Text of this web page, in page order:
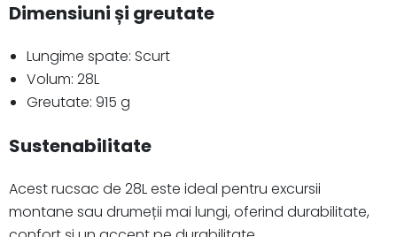
Dimensiuni și greutate
Lungime spate: Scurt
Volum: 28L
Greutate: 915 g
Sustenabilitate
Acest rucsac de 28L este ideal pentru excursii
montane sau drumeții mai lungi, oferind durabilitate,